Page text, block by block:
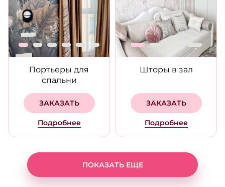
Портьеры для
спальни
ЗАКАЗАТЬ
Подробнее
Шторы в зал
ЗАКАЗАТЬ
Подробнее
ПОКАЗАТЬ ЕЩЕ